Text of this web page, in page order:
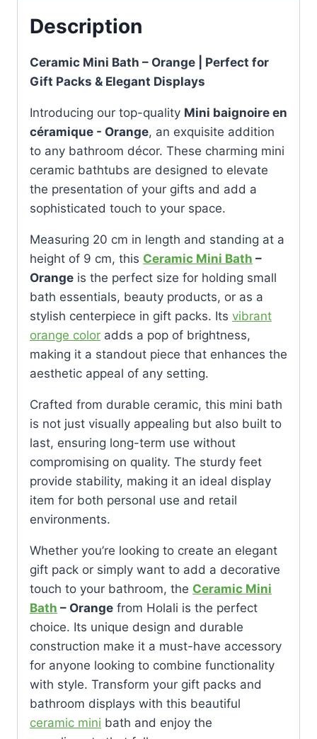
Description
Ceramic Mini Bath – Orange | Perfect for
Gift Packs & Elegant Displays
Introducing our top-quality Mini baignoire en
céramique - Orange, an exquisite addition
to any bathroom décor. These charming mini
ceramic bathtubs are designed to elevate
the presentation of your gifts and add a
sophisticated touch to your space.
Measuring 20 cm in length and standing at a
height of 9 cm, this Ceramic Mini Bath –
Orange is the perfect size for holding small
bath essentials, beauty products, or as a
stylish centerpiece in gift packs. Its vibrant
orange color adds a pop of brightness,
making it a standout piece that enhances the
aesthetic appeal of any setting.
Crafted from durable ceramic, this mini bath
is not just visually appealing but also built to
last, ensuring long-term use without
compromising on quality. The sturdy feet
provide stability, making it an ideal display
item for both personal use and retail
environments.
Whether you’re looking to create an elegant
gift pack or simply want to add a decorative
touch to your bathroom, the Ceramic Mini
Bath – Orange from Holali is the perfect
choice. Its unique design and durable
construction make it a must-have accessory
for anyone looking to combine functionality
with style. Transform your gift packs and
bathroom displays with this beautiful
ceramic mini bath and enjoy the